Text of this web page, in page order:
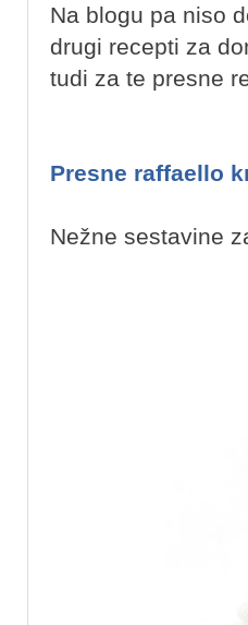
Na blogu pa niso
drugi recepti za
tudi za te presne
Presne raffaello
Nežne sestavine